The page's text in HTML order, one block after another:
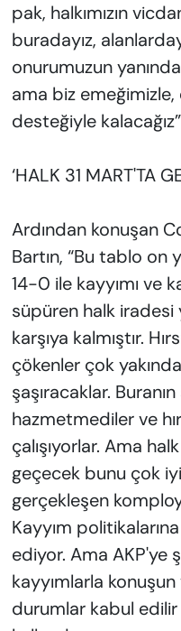
pak, halkımızın
buradayız,
onurumuzun
ama biz emeğimizle,
desteğiyle
‘HALK 31 MART'TA
Ardından konuşan
Bartın, “Bu tablo on
14-0 ile kayyımı ve
süpüren halk iradesi
karşıya kalmıştır.
çökenler çok
şaşıracaklar.
hazmetmediler ve
çalışıyorlar. Ama
geçecek bunu çok
gerçekleşen
Kayyım
ediyor. Ama AKP'ye
kayyımlarla
durumlar kabul